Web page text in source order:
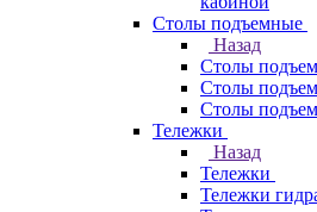
Столы подъемные
Назад
Столы
Столы
Столы
Тележки
Назад
Тележки
Тележки